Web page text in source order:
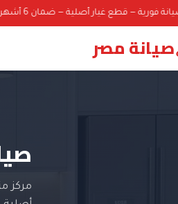
صيانة فورية — قطع غيار أصلية — ضمان 6 أشهر — 01000069586
صيانة مصر
مركز